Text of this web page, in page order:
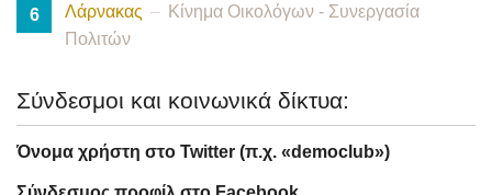
6
Λάρνακας
Κίνημα Οικολόγων - Συνεργασία
Πολιτών
Σύνδεσμοι και κοινωνικά δίκτυα:
Όνομα χρήστη στο Twitter (π.χ. «democlub»)